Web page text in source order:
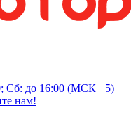
Сб: до 16:00 (МСК +5)
нам!